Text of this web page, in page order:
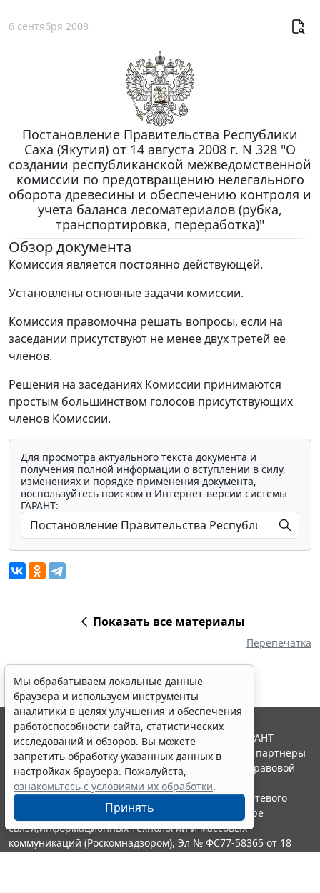
6 сентября 2008
Постановление Правительства Республики
Саха (Якутия) от 14 августа 2008 г. N 328 "О
создании республиканской межведомственной
комиссии по предотвращению нелегального
оборота древесины и обеспечению контроля и
учета баланса лесоматериалов (рубка,
транспортировка, переработка)"
Обзор документа
Комиссия является постоянно действующей.
Установлены основные задачи комиссии.
Комиссия правомочна решать вопросы, если на
заседании присутствуют не менее двух третей ее
членов.
Решения на заседаниях Комиссии принимаются
простым большинством голосов присутствующих
членов Комиссии.
Для просмотра актуального текста документа и
получения полной информации о вступлении в силу,
изменениях и порядке применения документа,
воспользуйтесь поиском в Интернет-версии системы
ГАРАНТ:
Показать все материалы
Перепечатка
Мы обрабатываем локальные данные
браузера и используем инструменты
аналитики в целях улучшения и обеспечения
работоспособности сайта, статистических
исследований и обзоров. Вы можете
запретить обработку указанных данных в
настройках браузера. Пожалуйста,
ознакомьтесь с условиями их обработки.
Принять
© ООО "НПП "ГАРАНТ-СЕРВИС", 2026. Система ГАРАНТ
выпускается с 1990 года. Компания "Гарант" и ее партнеры
являются участниками Российской ассоциации правовой
информации ГАРАНТ.
Портал ГАРАНТ.РУ зарегистрирован в качестве сетевого
издания Федеральной службой по надзору в сфере
связи,информационных технологий и массовых
коммуникаций (Роскомнадзором), Эл № ФС77-58365 от 18